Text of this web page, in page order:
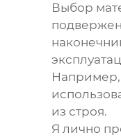
Выбор
Например,
из строя.
Я лично